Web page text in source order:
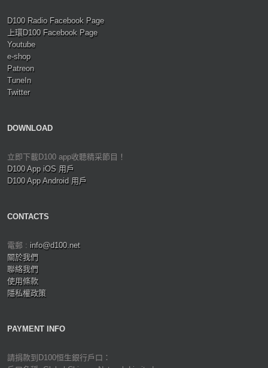
D100 Radio Facebook Page
上環D100 Facebook Page
Youtube
e-shop
Patreon
TuneIn
Twitter
DOWNLOAD
立即下載D100 app收聽精采節目！
D100 App iOS 用戶
D100 App Android 用戶
CONTACTS
電郵 : info@d100.net
關於我們
聯絡我們
使用條款
隱私權政策
PAYMENT INFO
請捐款到D100恒生銀行戶口：